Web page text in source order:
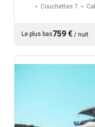
Couchettes 7
Le plus bas759 € / nuit